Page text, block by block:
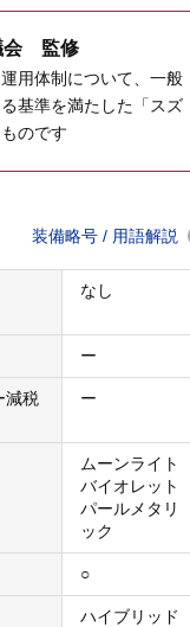
会 監修
用体制について、一般
基準を満たした「スズ
のです
装備略号 / 用語解説
なし
ー
減税
ー
ムーンライト
バイオレット
パールメタリ
ック
○
ハイブリッド